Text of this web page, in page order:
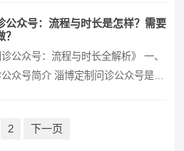
公众号：流程与时长是怎样？需要
诊公众号：流程与时长全解析》 一、
众号简介 淄博定制问诊公众号是为
2 下一页